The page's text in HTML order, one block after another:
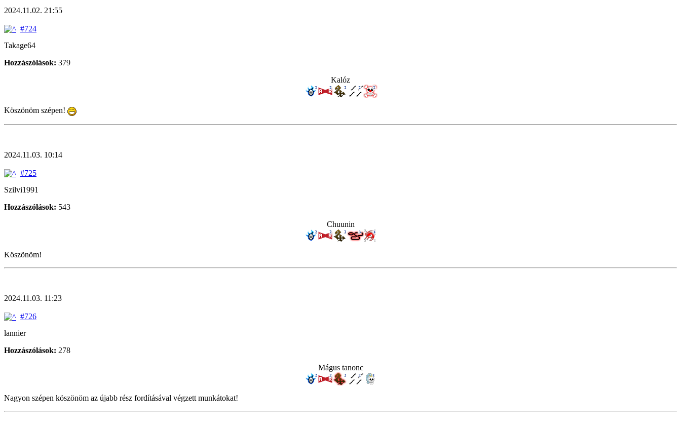
2024.11.02. 21:55
#724
Takage64
Hozzászólások: 379
Kalóz
Köszönöm szépen!
2024.11.03. 10:14
#725
Szilvi1991
Hozzászólások: 543
Chuunin
Köszönöm!
2024.11.03. 11:23
#726
lannier
Hozzászólások: 278
Mágus tanonc
Nagyon szépen köszönöm az újabb rész fordításával végzett munkátokat!